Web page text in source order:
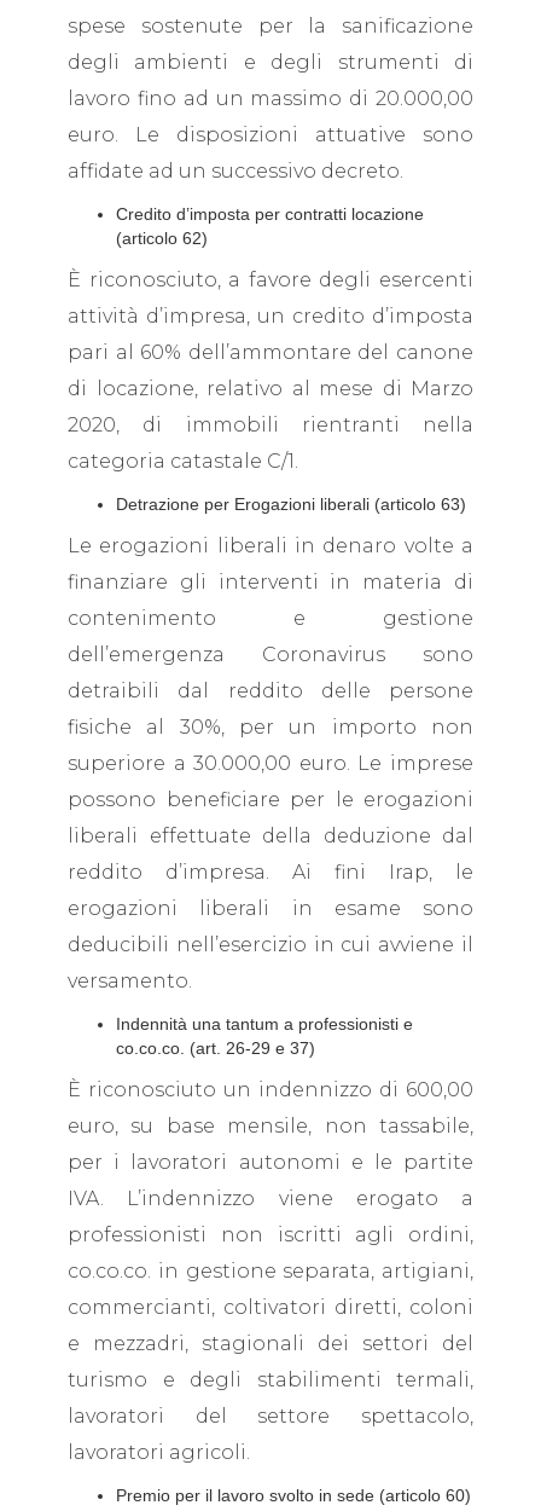
spese sostenute per la sanificazione
degli ambienti e degli strumenti di
lavoro fino ad un massimo di 20.000,00
euro. Le disposizioni attuative sono
affidate ad un successivo decreto.
Credito d’imposta per contratti locazione
(articolo 62)
È riconosciuto, a favore degli esercenti
attività d’impresa, un credito d’imposta
pari al 60% dell’ammontare del canone
di locazione, relativo al mese di Marzo
2020, di immobili rientranti nella
categoria catastale C/1.
Detrazione per Erogazioni liberali (articolo 63)
Le erogazioni liberali in denaro volte a
finanziare gli interventi in materia di
contenimento e gestione
dell’emergenza Coronavirus sono
detraibili dal reddito delle persone
fisiche al 30%, per un importo non
superiore a 30.000,00 euro. Le imprese
possono beneficiare per le erogazioni
liberali effettuate della deduzione dal
reddito d’impresa. Ai fini Irap, le
erogazioni liberali in esame sono
deducibili nell’esercizio in cui avviene il
versamento.
Indennità una tantum a professionisti e
co.co.co. (art. 26-29 e 37)
È riconosciuto un indennizzo di 600,00
euro, su base mensile, non tassabile,
per i lavoratori autonomi e le partite
IVA. L’indennizzo viene erogato a
professionisti non iscritti agli ordini,
co.co.co. in gestione separata, artigiani,
commercianti, coltivatori diretti, coloni
e mezzadri, stagionali dei settori del
turismo e degli stabilimenti termali,
lavoratori del settore spettacolo,
lavoratori agricoli.
Premio per il lavoro svolto in sede (articolo 60)